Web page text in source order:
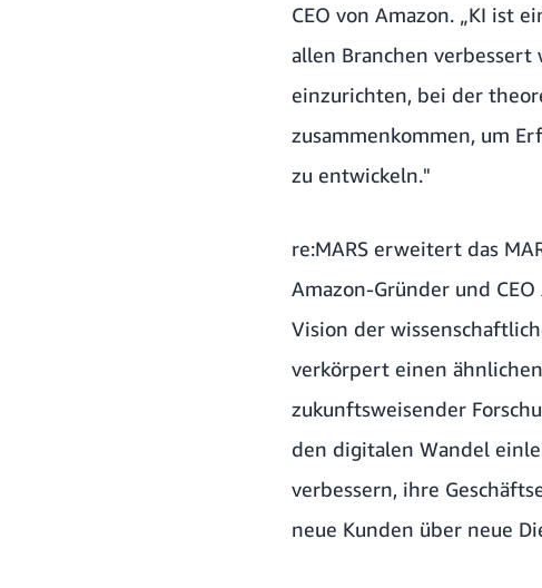
CEO von Amazon. „KI ist
allen Branchen verbessert
einzurichten, bei der
zusammenkommen, um
zu entwickeln."
re:MARS erweitert das
Amazon-Gründer und
Vision der
verkörpert einen
zukunftsweisender
den digitalen Wandel
verbessern, ihre
neue Kunden über neue